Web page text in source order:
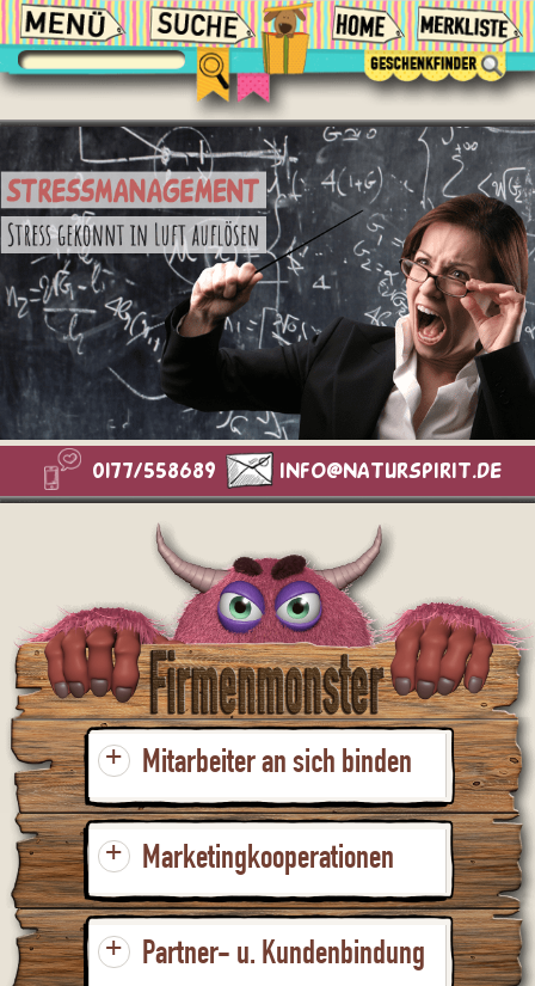
0177/558689 info@naturspirit.de
+ Mitarbeiter an sich binden
+ Marketingkooperationen
+ Partner- u. Kundenbindung